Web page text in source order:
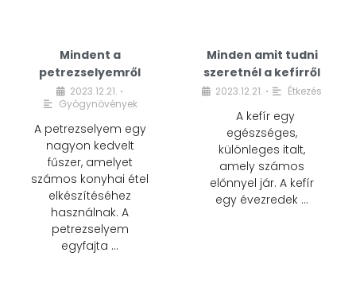
Mindent a
petrezselyemről
2023.12.21. •
Gyógynövények
A petrezselyem egy
nagyon kedvelt
fűszer, amelyet
számos konyhai étel
elkészítéséhez
használnak. A
petrezselyem
egyfajta …
Minden amit tudni
szeretnél a kefírről
2023.12.21. • Étkezés
A kefír egy
egészséges,
különleges italt,
amely számos
előnnyel jár. A kefír
egy évezredek …